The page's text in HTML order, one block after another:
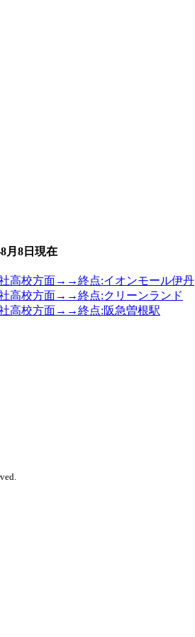
月8日 現在
高校方面→→終点:イオンモール伊丹
高校方面→→終点:クリーンランド
高校方面→→終点:阪急曽根駅